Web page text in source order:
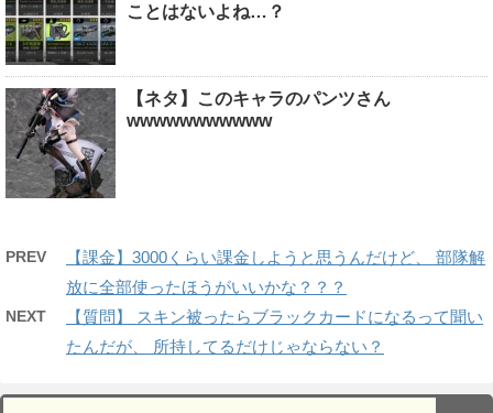
ことはないよね…？
【ネタ】このキャラのパンツさん
wwwwwwwwwww
PREV
【課金】3000くらい課金しようと思うんだけど、 部隊解
放に全部使ったほうがいいかな？？？
NEXT
【質問】 スキン被ったらブラックカードになるって聞い
たんだが、 所持してるだけじゃならない？